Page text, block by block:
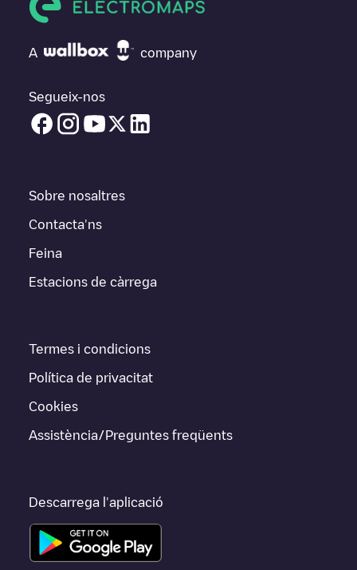
A company
Segueix-nos
Sobre nosaltres
Contacta'ns
Feina
Estacions de càrrega
Termes i condicions
Política de privacitat
Cookies
Assistència/Preguntes freqüents
Descarrega l'aplicació